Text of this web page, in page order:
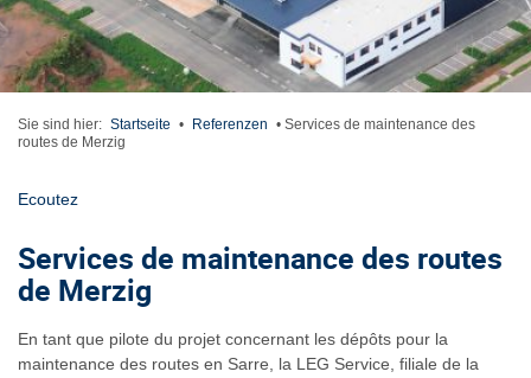
Sie sind hier: Startseite • Referenzen • Services de maintenance des
routes de Merzig
Ecoutez
Services de maintenance des routes
de Merzig
En tant que pilote du projet concernant les dépôts pour la
maintenance des routes en Sarre, la LEG Service, filiale de la